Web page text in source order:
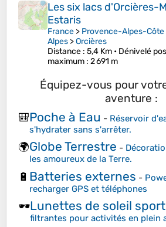
Les six lacs d'Orcières-
Estaris
France > Provence-Alpes-Côte
Alpes >Orcières
Distance : 5,4 Km • Dénivelé
maximum : 2 691 m
Équipez-vous pour
aventure :
🎒Poche à Eau - Réservoir
s'hydrater sans s'arrêter.
🌍Globe Terrestre -
les amoureux de la Terre.
🔋 Batteries externes -
recharger GPS et téléphones
🕶️Lunettes de soleil sport
filtrantes pour activités en plein